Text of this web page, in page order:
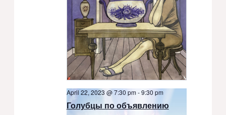
Голубцы по объявлению
April 22, 2023 @ 7:30 pm-9:30 pm